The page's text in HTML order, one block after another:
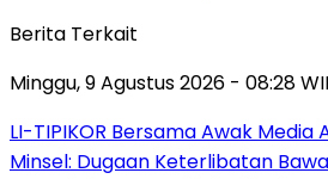
Berita Terkait
Minggu, 9 Agustus 2026 - 08:28
LI-TIPIKOR Bersama Awak Media
Minsel: Dugaan Keterlibatan